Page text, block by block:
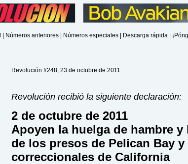
Números anteriores Números especiales Descarga rápida
Revolución #248, 23 de octubre de 2011
Revolución recibió la siguiente declaración:
2 de octubre de 2011
Apoyen la huelga de hambre
de los presos de Pelican Bay
correccionales de California